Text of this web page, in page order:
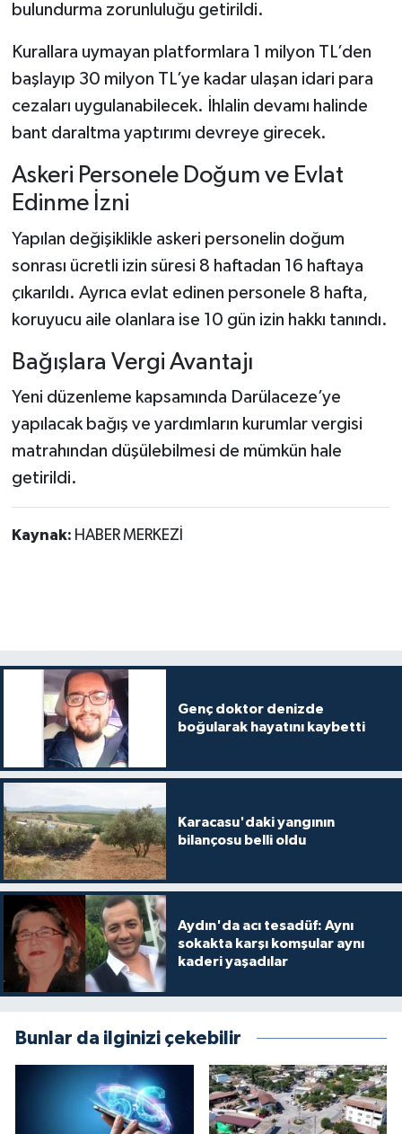
bulundurma zorunluluğu getirildi.
Kurallara uymayan platformlara 1 milyon TL’den
başlayıp 30 milyon TL’ye kadar ulaşan idari para
cezaları uygulanabilecek. İhlalin devamı halinde
bant daraltma yaptırımı devreye girecek.
Askeri Personele Doğum ve Evlat
Edinme İzni
Yapılan değişiklikle askeri personelin doğum
sonrası ücretli izin süresi 8 haftadan 16 haftaya
çıkarıldı. Ayrıca evlat edinen personele 8 hafta,
koruyucu aile olanlara ise 10 gün izin hakkı tanındı.
Bağışlara Vergi Avantajı
Yeni düzenleme kapsamında Darülaceze’ye
yapılacak bağış ve yardımların kurumlar vergisi
matrahından düşülebilmesi de mümkün hale
getirildi.
Kaynak: HABER MERKEZİ
Genç doktor denizde
boğularak hayatını kaybetti
Karacasu'daki yangının
bilançosu belli oldu
Aydın'da acı tesadüf: Aynı
sokakta karşı komşular aynı
kaderi yaşadılar
Bunlar da ilginizi çekebilir